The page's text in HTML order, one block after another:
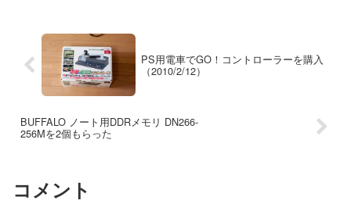
PS用電車でGO！コントローラーを購入
（2010/2/12）
BUFFALO ノート用DDRメモリ DN266-
256Mを2個もらった
コメント